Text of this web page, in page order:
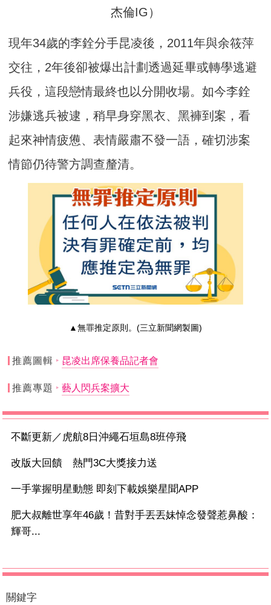
杰倫IG）
現年34歲的李銓分手昆凌後，2011年與余筱萍
交往，2年後卻被爆出計劃透過延畢或轉學逃避
兵役，這段戀情最終也以分開收場。如今李銓
涉嫌逃兵被逮，稍早身穿黑衣、黑褲到案，看
起來神情疲憊、表情嚴肅不發一語，確切涉案
情節仍待警方調查釐清。
▲無罪推定原則。(三立新聞網製圖)
推薦圖輯 昆凌出席保養品記者會
推薦專題 藝人閃兵案擴大
不斷更新／虎航8日沖繩石垣島8班停飛
改版大回饋 熱門3C大獎接力送
一手掌握明星動態 即刻下載娛樂星聞APP
肥大叔離世享年46歲！昔對手丟丟妹悼念發聲惹鼻酸：
輝哥...
關鍵字